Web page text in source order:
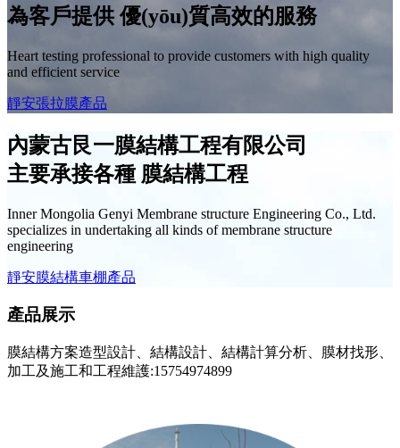
為客戶提供優(yōu)質高效的服務
Heart testing professional to provide customers with high quality
and efficient service
靜安張拉膜產品
內蒙古艮一膜結構工程有限公司
主要承接各種 膜結構工程
Inner Mongolia Genyi Membrane structure Engineering Co., Ltd.
specializes in undertaking all kinds of membrane structure
engineering
靜安膜結構車棚產品
產品展示
膜結構方案造型設計、結構設計、結構計算分析、膜材找形、
加工及施工和工程維護:15754974899